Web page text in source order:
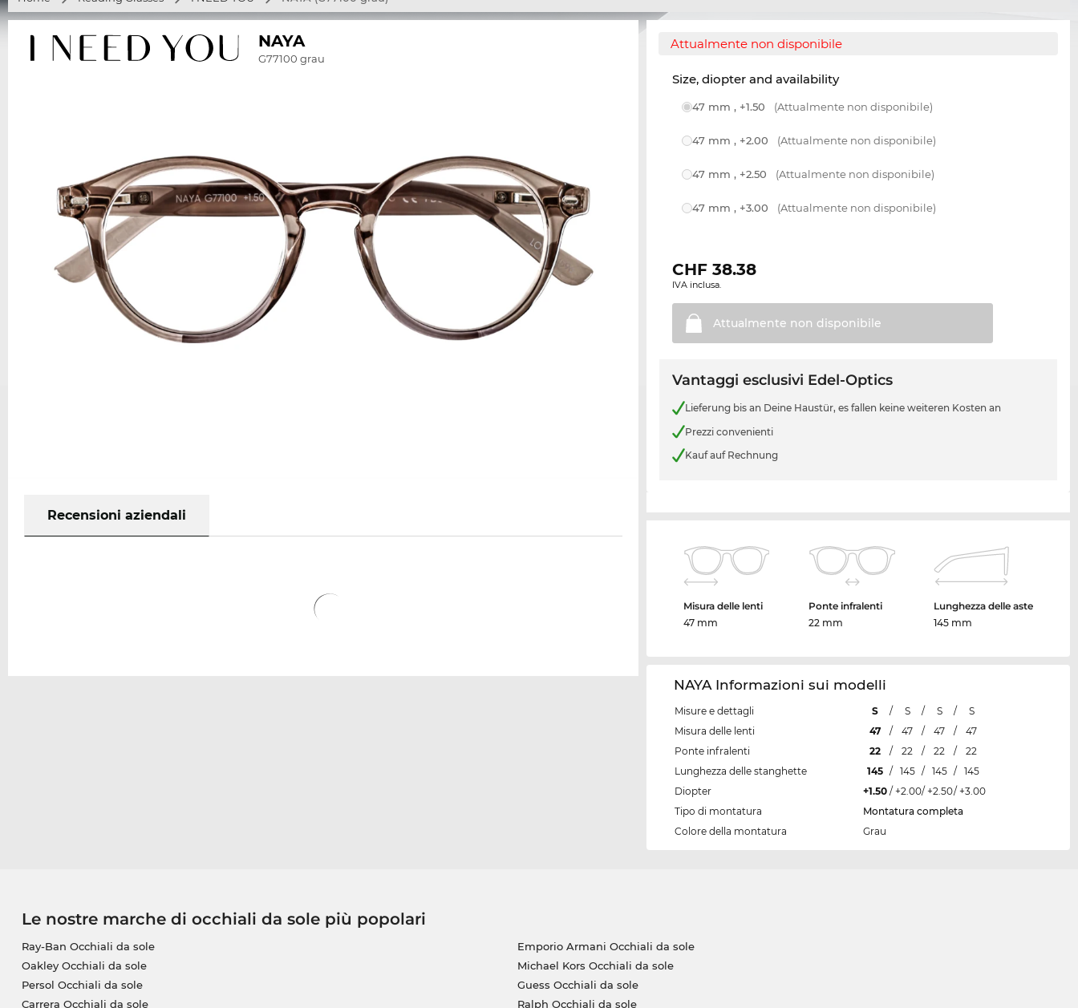
NAYA
G77100 grau
Recensioni aziendali
Attualmente non disponibile
Size, diopter and availability
47 mm , +1.50 (Attualmente non disponibile)
47 mm , +2.00 (Attualmente non disponibile)
47 mm , +2.50 (Attualmente non disponibile)
47 mm , +3.00 (Attualmente non disponibile)
CHF38.38
IVA inclusa.
Attualmente non disponibile
Vantaggi esclusivi Edel-Optics
Lieferung bis an Deine Haustür, es fallen keine weiteren Kosten an
Prezzi convenienti
Kauf auf Rechnung
Misura delle lenti
47 mm
Ponte infralenti
22 mm
Lunghezza delle aste
145 mm
NAYA Informazioni sui modelli
Misure e dettagli S / S / S /
S
Misura delle lenti
47 / 47 / 47 /
47
Ponte infralenti
22 / 22 / 22 /
22
Lunghezza delle stanghette
145 / 145 / 145 / 145
Diopter
+1.50 / +2.00/ +2.50/ +3.00
Tipo di montatura
Montatura completa
Colore della montatura
Grau
Le nostre marche di occhiali da sole più popolari
Ray-Ban Occhiali da sole
Oakley Occhiali da sole
Persol Occhiali da sole
Carrera Occhiali da sole
Emporio Armani Occhiali da sole
Michael Kors Occhiali da sole
Guess Occhiali da sole
Ralph Occhiali da sole